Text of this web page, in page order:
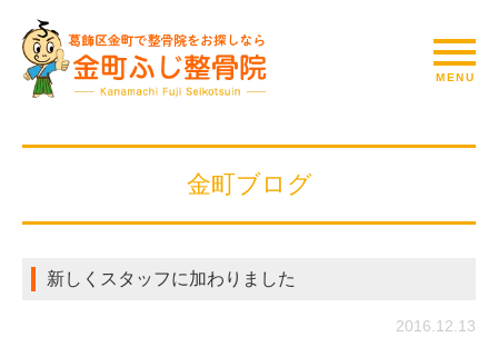
金町ブログ
新しくスタッフに加わりました
2016.12.13